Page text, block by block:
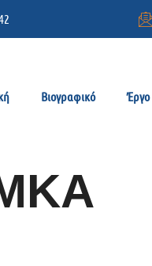
Βιογραφικό Έργο